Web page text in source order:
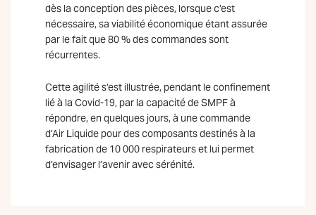
dès la conception des pièces, lorsque c’est
nécessaire, sa viabilité économique étant assurée
par le fait que 80 % des commandes sont
récurrentes.
Cette agilité s’est illustrée, pendant le confinement
lié à la Covid-19, par la capacité de SMPF à
répondre, en quelques jours, à une commande
d’Air Liquide pour des composants destinés à la
fabrication de 10 000 respirateurs et lui permet
d’envisager l’avenir avec sérénité.